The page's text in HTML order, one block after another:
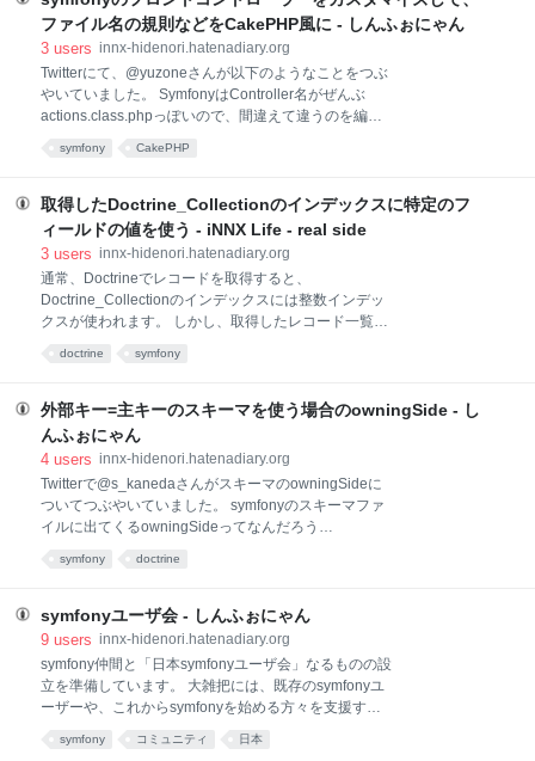
sfNoLogger param: level: err loggers: ~上記ページに
あるようにsfFileLoggerだけをアクティブにするか、
（sfAggregateLogger）設定にする。
ファイル名の規則などをCakePHP風に - しんふぉにゃん
3 users innx-hidenori.hatenadiary.org
Twitterにて、@yuzoneさんが以下のようなことをつぶ
やいていました。 SymfonyはController名がぜんぶ
actions.class.phpっぽいので、間違えて違うのを編集
http://twitter.com/yuzone/status/12111530758 これにつ
ラー）のファイル名は決められたものしか使えない
（通常はactions.class.php）のですが、フロントコン
トローラーを拡張すると、独自の命名規則を使うこと
名で扱うための変更手順です。 1. 独自フロントウェブ
コントローラーを作成 symfonyのフロントウェブコン
トローラーとは、CakePHPでいうControllerクラスの
仕事の一部を担うもので、個別のアクションへ
symfony CakePHP
取得したDoctrine_Collectionのインデックスに特定のフ
ィールドの値を使う - iNNX Life - real side
3 users innx-hidenori.hatenadiary.org
通常、Doctrineでレコードを取得すると、
Doctrine_Collectionのインデックスには整数インデッ
クスが使われます。 しかし、取得したレコード一覧を
処理したい場合もあります。 このような場合、
ードの特定のフィールドを使うように設定できます。
この機能を「Key Mapping」と呼びます。 INDEXBY
キーワード コレクション:キーのマッピング Key
DQL内に直接指定できる「INDEXBY」というキーワー
ドがあります。 これを使うのがもっとも簡単です。
<?php $user_list = Doctrine_Query::create()-
>from('User u INDEXBY u.hand
doctrine symfony
外部キー=主キーのスキーマを使う場合のowningSide - し
んふぉにゃん
4 users innx-hidenori.hatenadiary.org
Twitterで@s_kanedaさんがスキーマのowningSideに
ついてつぶやいていました。 symfonyのスキーマファ
イルに出てくるowningSideってなんだろう
@hidenorigoto ありがとうございます！外部キーが主
て、owningSideを使ってみたらうまくいきました。で
もまだよくわかっていません・・・。
http://twitter.com/s_kaneda/status/10209810165 この
「owningSide」ですが、どういう時に指定するものな
のか分かりやすいドキュメントを見つけられませんで
した。 http://www.doctrine
symfony doctrine
symfonyユーザ会 - しんふぉにゃん
9 users innx-hidenori.hatenadiary.org
symfony仲間と「日本symfonyユーザ会」なるものの設
立を準備しています。 大雑把には、既存のsymfonyユ
ーザーや、これからsymfonyを始める方々を支援する
ための活動をする組織、ということになりますが、特
に既存のsymfonyユーザーが普段から感じている「困
symfony コミュニティ 日本